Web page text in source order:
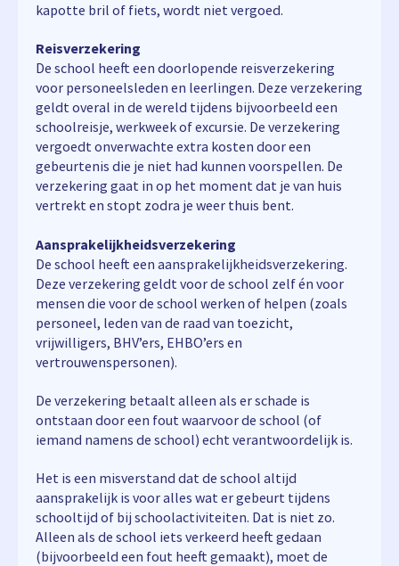
kapotte bril of fiets, wordt niet vergoed.
Reisverzekering
De school heeft een doorlopende reisverzekering
voor personeelsleden en leerlingen. Deze verzekering
geldt overal in de wereld tijdens bijvoorbeeld een
schoolreisje, werkweek of excursie. De verzekering
vergoedt onverwachte extra kosten door een
gebeurtenis die je niet had kunnen voorspellen. De
verzekering gaat in op het moment dat je van huis
vertrekt en stopt zodra je weer thuis bent.
Aansprakelijkheidsverzekering
De school heeft een aansprakelijkheidsverzekering.
Deze verzekering geldt voor de school zelf én voor
mensen die voor de school werken of helpen (zoals
personeel, leden van de raad van toezicht,
vrijwilligers, BHV’ers, EHBO’ers en
vertrouwenspersonen).
De verzekering betaalt alleen als er schade is
ontstaan door een fout waarvoor de school (of
iemand namens de school) echt verantwoordelijk is.
Het is een misverstand dat de school altijd
aansprakelijk is voor alles wat er gebeurt tijdens
schooltijd of bij schoolactiviteiten. Dat is niet zo.
Alleen als de school iets verkeerd heeft gedaan
(bijvoorbeeld een fout heeft gemaakt), moet de